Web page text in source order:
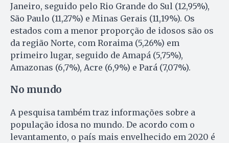
Janeiro, seguido pelo Rio Grande do Sul (12,95%),
São Paulo (11,27%) e Minas Gerais (11,19%). Os
estados com a menor proporção de idosos são os
da região Norte, com Roraima (5,26%) em
primeiro lugar, seguido de Amapá (5,75%),
Amazonas (6,7%), Acre (6,9%) e Pará (7,07%).
No mundo
A pesquisa também traz informações sobre a
população idosa no mundo. De acordo com o
levantamento, o país mais envelhecido em 2020 é